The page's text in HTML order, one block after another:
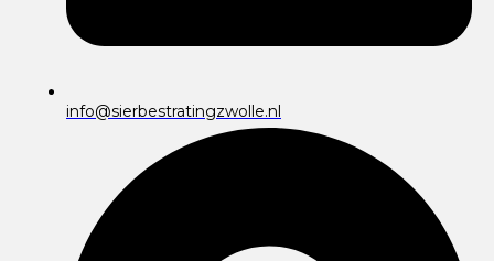
info@sierbestratingzwolle.nl